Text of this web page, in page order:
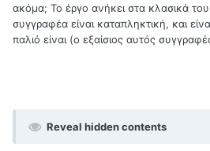
ακόμα; Το έργο ανήκει στα κλασικά
συγγραφέα είναι καταπληκτική, και
παλιό είναι (ο εξαίσιος αυτός
Reveal hidden contents